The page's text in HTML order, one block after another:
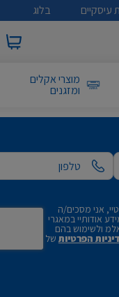
עיסקיים בלוג
מוצרי אקלים
ומזגנים
אני מסכים/ה
אודותיי במאגרי
ולשימוש בהם
הפרטיות של